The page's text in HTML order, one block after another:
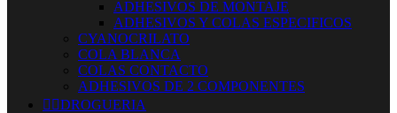
ADHESIVOS DE MONTAJE
ADHESIVOS Y COLAS ESPECIFICOS
CYANOCRILATO
COLA BLANCA
COLAS CONTACTO
ADHESIVOS DE 2 COMPONENTES
 DROGUERIA